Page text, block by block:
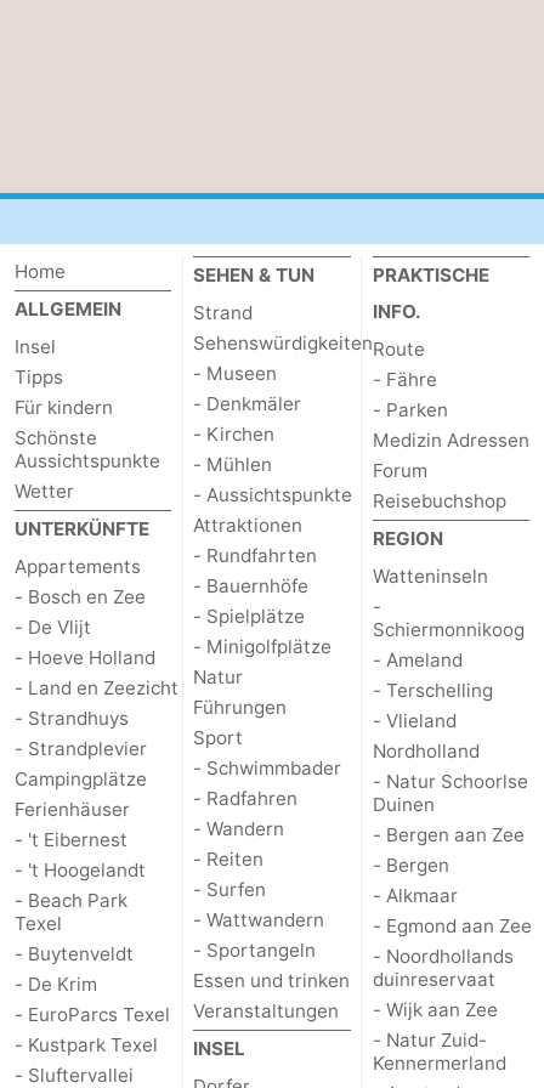
Schiermonnikoog
-
Ameland
-
Terschelling
-
Vlieland
Nordholland
-
Natur
Schoorlse
Duinen
-
Bergen
aan
Zee
-
Bergen
Alkmaar
Egmond
aan
Zee
-
Noordhollands
duinreservaat
-
Wijk
aan
Zee
-
Natur
Zuid-
Kennermerland
-
Amsterdam
Haarlem
Zandvoort
Wetter
Home
ALLGEMEIN
Insel
Tipps
Für kindern
Schönste
Aussichtspunkte
Wetter
UNTERKÜNFTE
Appartements
- Bosch en Zee
- De Vlijt
- Hoeve Holland
- Land en Zeezicht
- Strandhuys
- Strandplevier
Campingplätze
Ferienhäuser
- 't Eibernest
- 't Hoogelandt
- Beach Park
Texel
- Buytenveldt
- De Krim
- EuroParcs Texel
- Kustpark Texel
- Sluftervallei
SEHEN & TUN
Strand
Sehenswürdigkeiten
- Museen
- Denkmäler
- Kirchen
- Mühlen
- Aussichtspunkte
Attraktionen
- Rundfahrten
- Bauernhöfe
- Spielplätze
- Minigolfplätze
Natur
Führungen
Sport
- Schwimmbader
- Radfahren
- Wandern
- Reiten
- Surfen
- Wattwandern
- Sportangeln
Essen und trinken
Veranstaltungen
INSEL
PRAKTISCHE
INFO.
Route
- Fähre
- Parken
Medizin Adressen
Forum
Reisebuchshop
REGION
Watteninseln
-
Schiermonnikoog
- Ameland
- Terschelling
- Vlieland
Nordholland
- Natur Schoorlse
Duinen
- Bergen aan Zee
- Bergen
- Alkmaar
- Egmond aan Zee
- Noordhollands
duinreservaat
- Wijk aan Zee
- Natur Zuid-
Kennermerland